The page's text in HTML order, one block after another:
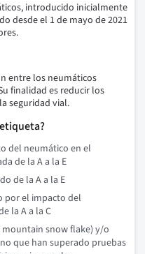
introducido inicialmente
desde el 1 de mayo de 2021
entre los neumáticos
finalidad es reducir los
seguridad vial.
del neumático en el
de la A a la E
de la A a la E
por el impacto del
la A a la C
mountain snow flake) y/o
que han superado pruebas